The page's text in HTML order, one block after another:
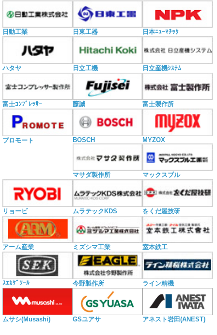
日動工業 日東工器 日本ﾆｭｰﾏﾁｯｸ
ハタヤ 日立工機 日立産機ｼｽﾃﾑ
富士ｺﾝﾌﾟﾚｯｻｰ 藤誠 富士製作所
プロモート BOSCH MYZOX
マサダ製作所 マックスブル
リョービ ムラテックKDS をくだ屋技研
アーム産業 ミズシマ工業 室本鉄工
ｽｴｶｹﾞﾂｰﾙ 今野製作所 ライン精機
ムサシ(Musashi) GSユアサ アネスト岩田(ANEST)